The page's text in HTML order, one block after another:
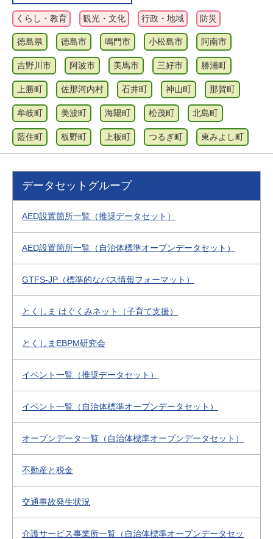
くらし・教育 観光・文化 行政・地域 防災
徳島県 徳島市 鳴門市 小松島市 阿南市
吉野川市 阿波市 美馬市 三好市 勝浦町
上勝町 佐那河内村 石井町 神山町 那賀町
牟岐町 美波町 海陽町 松茂町 北島町
藍住町 板野町 上板町 つるぎ町 東みよし町
データセットグループ
AED設置箇所一覧（推奨データセット）
AED設置箇所一覧（自治体標準オープンデータセット）
GTFS-JP（標準的なバス情報フォーマット）
とくしま はぐくみネット（子育て支援）
とくしまEBPM研究会
イベント一覧（推奨データセット）
イベント一覧（自治体標準オープンデータセット）
オープンデータ一覧（自治体標準オープンデータセット）
不動産と税金
交通事故発生状況
介護サービス事業所一覧（自治体標準オープンデータセッ